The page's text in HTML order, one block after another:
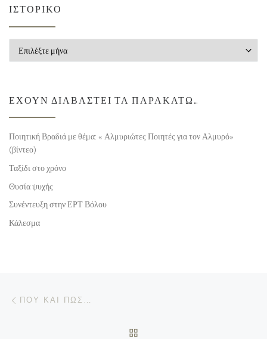
ΙΣΤΟΡΙΚΌ
ΈΧΟΥΝ ΔΙΑΒΑΣΤΕΊ ΤΑ ΠΑΡΑΚΆΤΩ…
Ποιητική Βραδιά με θέμα: « Αλμυριώτες Ποιητές για τον Αλμυρό»
(βίντεο)
Ταξίδι στο χρόνο
Θυσία ψυχής
Συνέντευξη στην ΕΡΤ Βόλου
Κάλεσμα
Πλοήγηση δημοσιεύσεων
ΠΟΎ ΚΑΙ ΠΏΣ…